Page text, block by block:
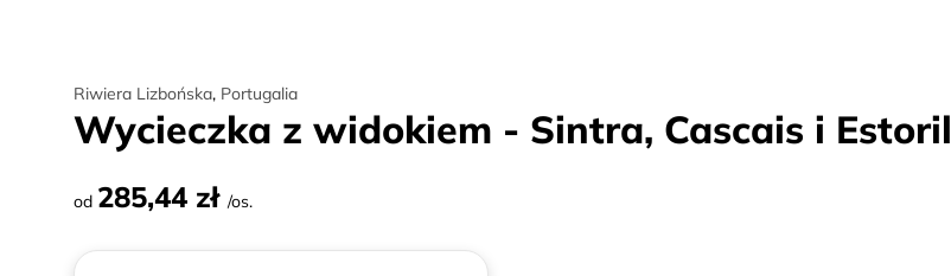
Riwiera Lizbońska, Portugalia
Wycieczka z widokiem - Sintra, Cascais i Estoril
od 285,44 zł /os.